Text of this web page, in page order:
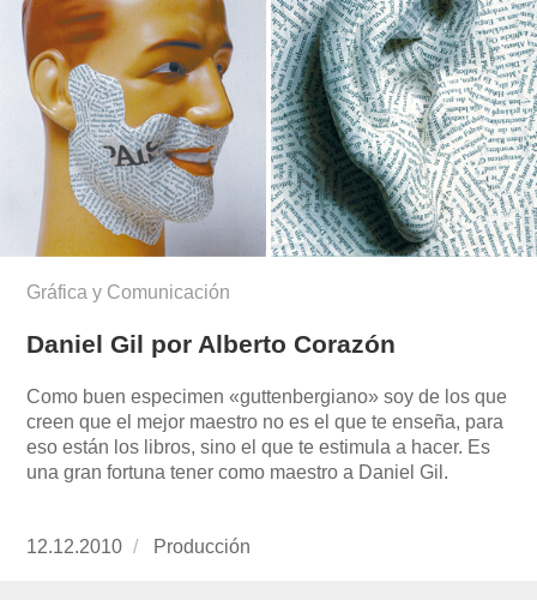
Gráfica y Comunicación
Daniel Gil por Alberto Corazón
Como buen especimen «guttenbergiano» soy de los que
creen que el mejor maestro no es el que te enseña, para
eso están los libros, sino el que te estimula a hacer. Es
una gran fortuna tener como maestro a Daniel Gil.
Publicado
12.12.2010 https://www.experimenta.es/author/
Producción